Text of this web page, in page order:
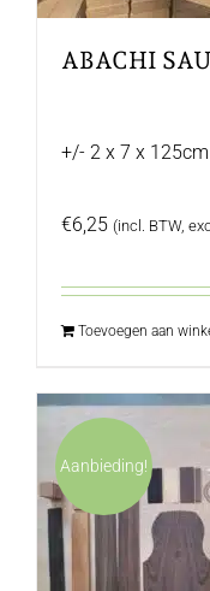
ABACHI
+/- 2 x 7 x 125cm
€6,25 (incl. BTW,
Toevoegen aan
Aanbieding!